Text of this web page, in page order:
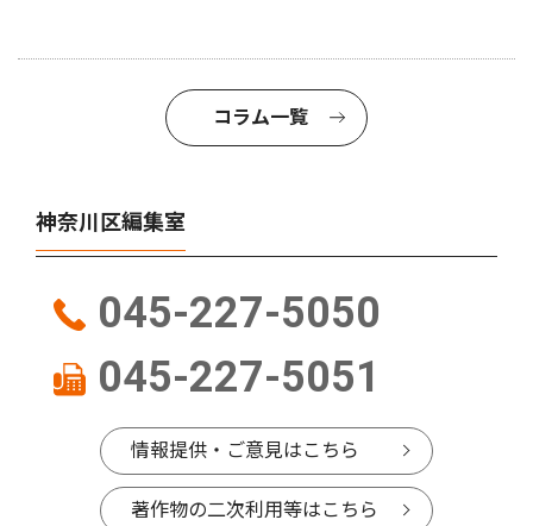
コラム一覧
神奈川区編集室
045-227-5050
045-227-5051
情報提供・ご意見はこちら
著作物の二次利用等はこちら